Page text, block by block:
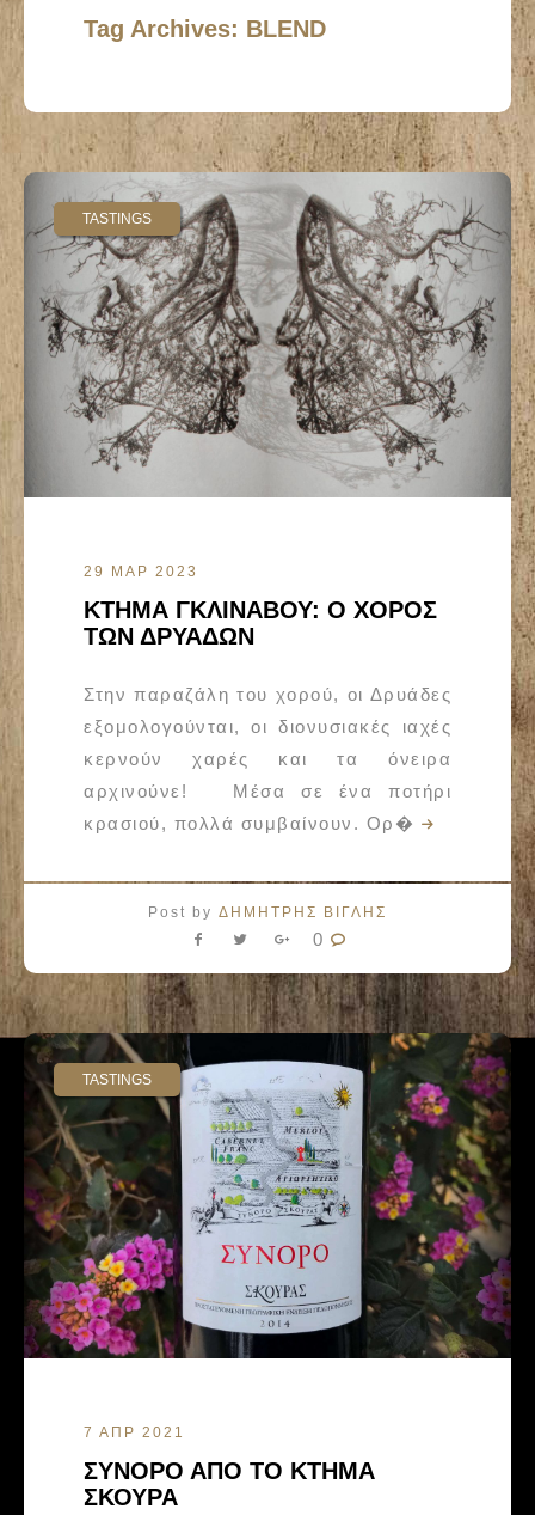
Tag Archives: BLEND
TASTINGS
29 ΜΑΡ 2023
ΚΤΗΜΑ ΓΚΛΙΝΑΒΟΥ: Ο ΧΟΡΟΣ
ΤΩΝ ΔΡΥΑΔΩΝ
Στην παραζάλη του χορού, οι Δρυάδες
εξομολογούνται, οι διονυσιακές ιαχές
κερνούν χαρές και τα όνειρα
αρχινούνε! Μέσα σε ένα ποτήρι
κρασιού, πολλά συμβαίνουν. Ορ�
Post by ΔΗΜΗΤΡΗΣ ΒΙΓΛΗΣ
0
TASTINGS
7 ΑΠΡ 2021
ΣΥΝΟΡΟ ΑΠΟ ΤΟ ΚΤΗΜΑ
ΣΚΟΥΡΑ